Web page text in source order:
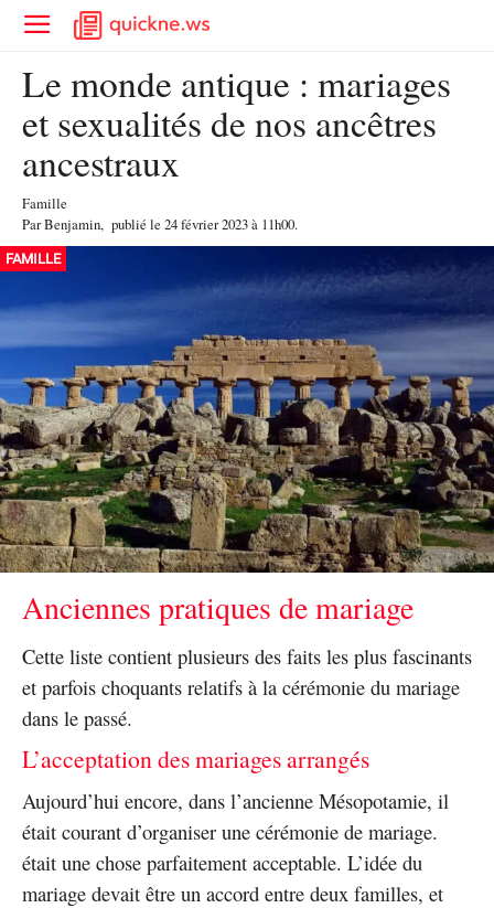
Le monde antique : mariages
et sexualités de nos ancêtres
ancestraux
Famille
ParBenjamin, publié le 24 février 2023à 11h00.
FAMILLE
Anciennes pratiques de mariage
Cette liste contient plusieurs des faits les plus fascinants
et parfois choquants relatifs à la cérémonie du mariage
dans le passé.
L’acceptation des mariages arrangés
Aujourd’hui encore, dans l’ancienne Mésopotamie, il
était courant d’organiser une cérémonie de mariage.
était une chose parfaitement acceptable. L’idée du
mariage devait être un accord entre deux familles, et